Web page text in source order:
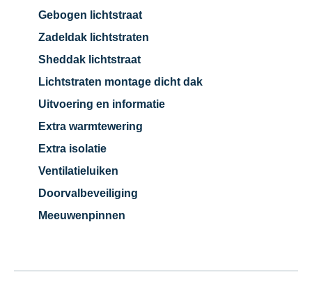
Gebogen lichtstraat
Zadeldak lichtstraten
Sheddak lichtstraat
Lichtstraten montage dicht dak
Uitvoering en informatie
Extra warmtewering
Extra isolatie
Ventilatieluiken
Doorvalbeveiliging
Meeuwenpinnen